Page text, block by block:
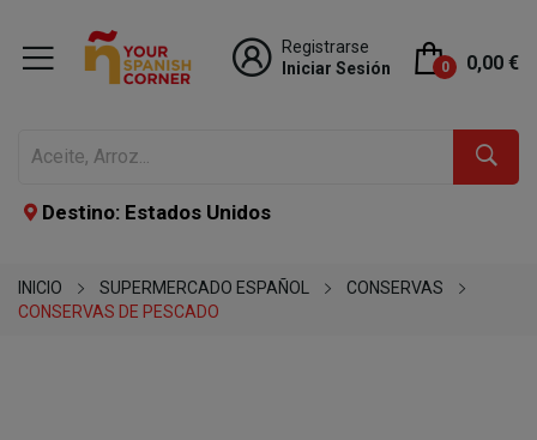
Registrarse
Iniciar Sesión
0 0,00 €
Destino: Estados Unidos
INICIO SUPERMERCADO ESPAÑOL
CONSERVAS
CONSERVAS DE PESCADO